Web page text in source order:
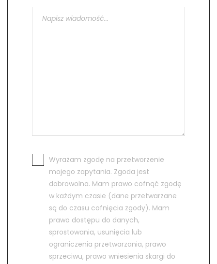
Wyrażam zgodę na przetworzenie
mojego zapytania. Zgoda jest
dobrowolna. Mam prawo cofnąć zgodę
w każdym czasie (dane przetwarzane
są do czasu cofnięcia zgody). Mam
prawo dostępu do danych,
sprostowania, usunięcia lub
ograniczenia przetwarzania, prawo
sprzeciwu, prawo wniesienia skargi do